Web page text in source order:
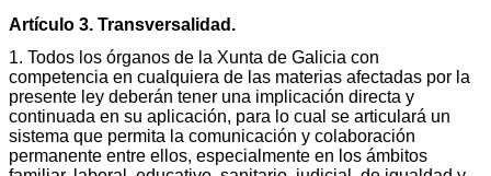
Artículo 3. Transversalidad.
1. Todos los órganos de la Xunta de Galicia con
competencia en cualquiera de las materias afectadas por la
presente ley deberán tener una implicación directa y
continuada en su aplicación, para lo cual se articulará un
sistema que permita la comunicación y colaboración
permanente entre ellos, especialmente en los ámbitos